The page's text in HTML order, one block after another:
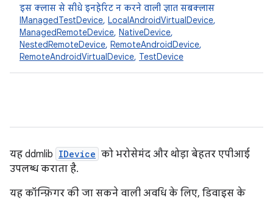
इस क्लास से सीधे इनहेरिट न करने वाली ज्ञात सबक्लास
IManagedTestDevice, LocalAndroidVirtualDevice,
ManagedRemoteDevice, NativeDevice,
NestedRemoteDevice, RemoteAndroidDevice,
RemoteAndroidVirtualDevice, TestDevice
यह ddmlib IDevice को भरोसेमंद और थोड़ा बेहतर एपीआई
उपलब्ध कराता है.
यह कॉन्फ़िगर की जा सकने वाली अवधि के लिए, डिवाइस के